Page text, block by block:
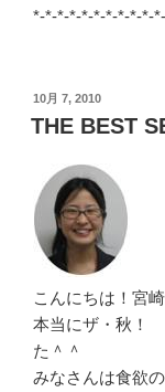
*-*-*-*-*-*-*-*-*-*-
投
稿
日:
10月 7, 2010
THE BEST
こんにちは！宮崎
本当にザ・秋！
た＾＾
みなさんは食欲